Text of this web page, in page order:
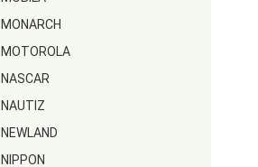
MONARCH
MOTOROLA
NASCAR
NAUTIZ
NEWLAND
NIPPON